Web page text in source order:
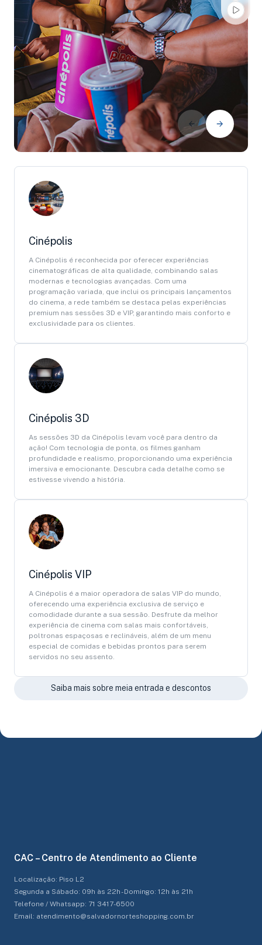
Cinépolis
A Cinépolis é reconhecida por oferecer experiências
cinematográficas de alta qualidade, combinando salas
modernas e tecnologias avançadas. Com uma
programação variada, que inclui os principais lançamentos
do cinema, a rede também se destaca pelas experiências
premium nas sessões 3D e VIP, garantindo mais conforto e
exclusividade para os clientes.
Cinépolis 3D
As sessões 3D da Cinépolis levam você para dentro da
ação! Com tecnologia de ponta, os filmes ganham
profundidade e realismo, proporcionando uma experiência
imersiva e emocionante. Descubra cada detalhe como se
estivesse vivendo a história.
Cinépolis VIP
A Cinépolis é a maior operadora de salas VIP do mundo,
oferecendo uma experiência exclusiva de serviço e
comodidade durante a sua sessão. Desfrute da melhor
experiência de cinema com salas mais confortáveis,
poltronas espaçosas e reclináveis, além de um menu
especial de comidas e bebidas prontos para serem
servidos no seu assento.
Saiba mais sobre meia entrada e descontos
CAC – Centro de Atendimento ao Cliente
Localização: Piso L2
Segunda a Sábado: 09h às 22h - Domingo: 12h às 21h
Telefone / Whatsapp: 71 3417-6500
Email: atendimento@salvadornorteshopping.com.br